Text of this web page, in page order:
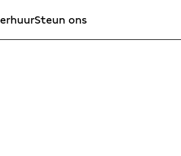
Steun ons